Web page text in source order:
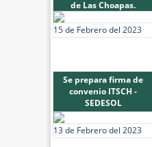
de Las Choapas.
15 de Febrero del 2023
Se prepara firma de
convenio ITSCH -
SEDESOL
13 de Febrero del 2023